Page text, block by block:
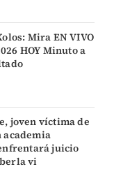
Mira EN VIVO
HOY Minuto a
joven víctima de
juicio
vi